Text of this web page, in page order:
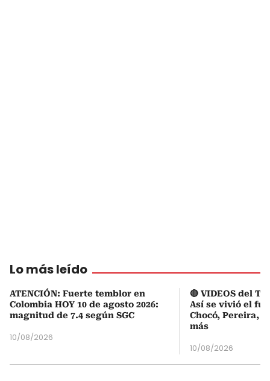
Lo más leído
ATENCIÓN: Fuerte temblor en
Colombia HOY 10 de agosto 2026:
magnitud de 7.4 según SGC
10/08/2026
🔴 VIDEOS del
Así se vivió el
Chocó, Pereira,
más
10/08/2026